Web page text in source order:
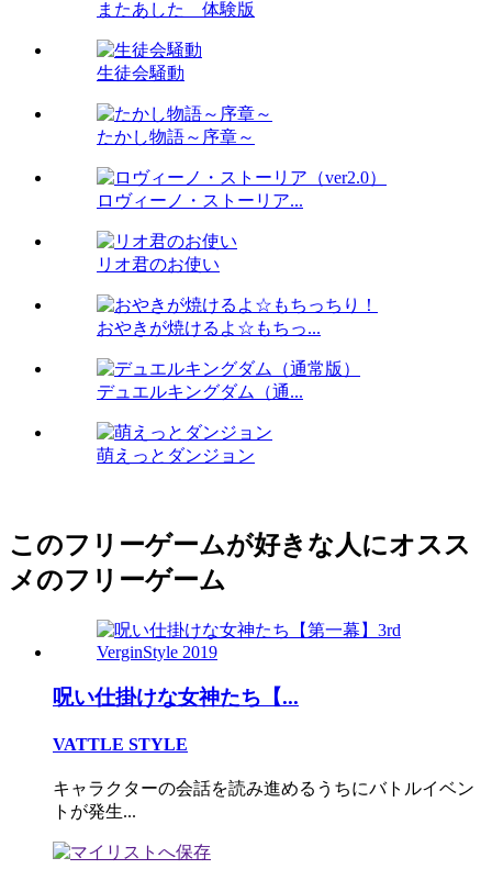
またあした 体験版
生徒会騒動
たかし物語～序章～
ロヴィーノ・ストーリア...
リオ君のお使い
おやきが焼けるよ☆もちっ...
デュエルキングダム（通...
萌えっとダンジョン
このフリーゲームが好きな人にオスス
メのフリーゲーム
呪い仕掛けな女神たち【...
VATTLE STYLE
キャラクターの会話を読み進めるうちにバトルイベン
トが発生...